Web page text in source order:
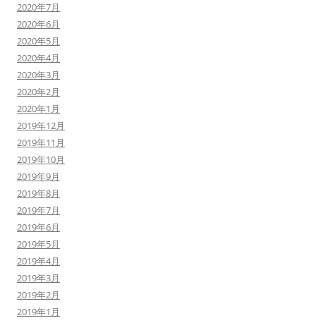
2020年7月
2020年6月
2020年5月
2020年4月
2020年3月
2020年2月
2020年1月
2019年12月
2019年11月
2019年10月
2019年9月
2019年8月
2019年7月
2019年6月
2019年5月
2019年4月
2019年3月
2019年2月
2019年1月